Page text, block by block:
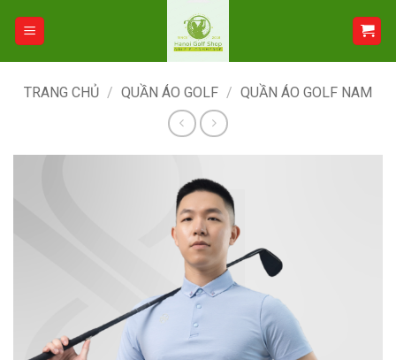
TRANG CHỦ / QUẦN ÁO GOLF / QUẦN ÁO GOLF NAM